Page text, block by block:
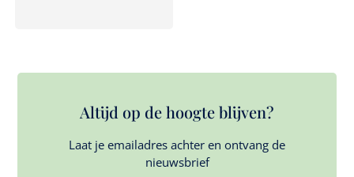
Altijd op de hoogte blijven?
Laat je emailadres achter en ontvang de
nieuwsbrief